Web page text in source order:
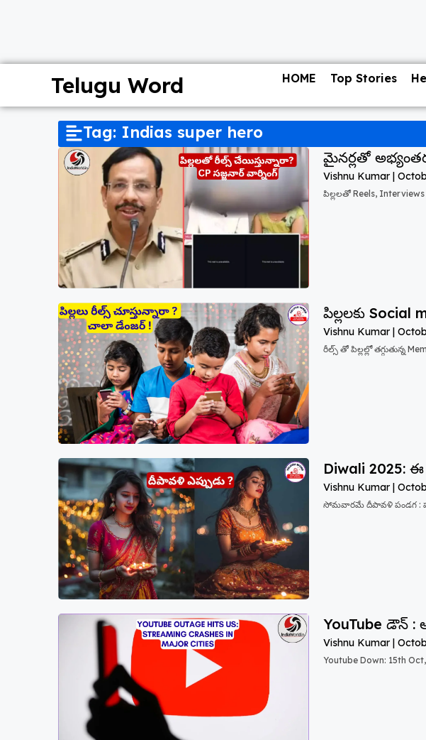
Telugu Word HOME Top Stories
Tag: Indias super hero
మైనర్లతో
Vishnu Kumar
పిల్లలతో Reels, Interviews
పిల్లలకు Social
Vishnu Kumar
రీల్స్ తో పిల్లల్లో తగ్గుతున్న
Diwali 2025:
Vishnu Kumar
సోమవారమే దీపావళి పండగ :
YouTube డౌన్ :
Vishnu Kumar
Youtube Down: 15th